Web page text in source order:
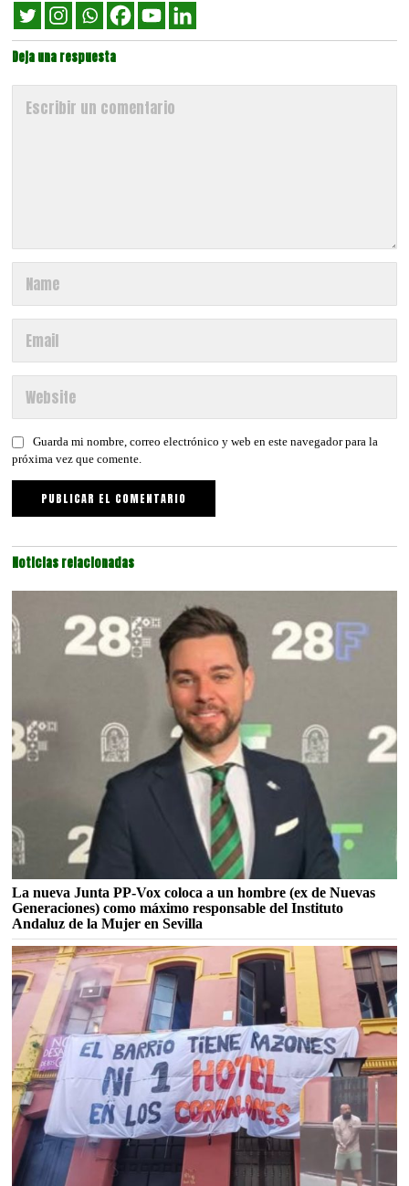
Deja una respuesta
Guarda mi nombre, correo electrónico y web en este navegador para la
próxima vez que comente.
Noticias relacionadas
La nueva Junta PP-Vox coloca a un hombre (ex de Nuevas
Generaciones) como máximo responsable del Instituto
Andaluz de la Mujer en Sevilla